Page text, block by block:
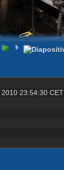
23:54:30 CET